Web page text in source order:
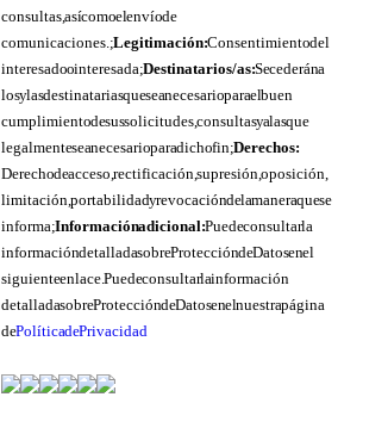
consultas, así como el envío de
comunicaciones.;Legitimación:Consentimiento del
interesado o interesada;Destinatarios/as:Se cederán a
los y las destinatarias que sea necesario para el buen
cumplimiento de sus solicitudes, consultas y a las que
legalmente sea necesario para dicho fin;Derechos:
Derecho de acceso, rectificación, supresión, oposición,
limitación, portabilidad y revocación de la manera que se
informa;Información adicional:Puede consultar la
información detallada sobre Protección de Datos en el
siguiente enlace. Puede consultar la información
detallada sobre Protección de Datos en el nuestra página
dePolítica de Privacidad